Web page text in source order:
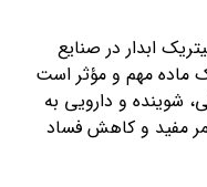
ابدار در صنایع
ماده مهم و مؤثر است
شوینده و دارویی به
مفید و کاهش فساد